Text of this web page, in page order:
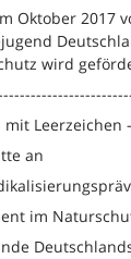
Oktober 2017
wird
mit Leerzeichen
an
im